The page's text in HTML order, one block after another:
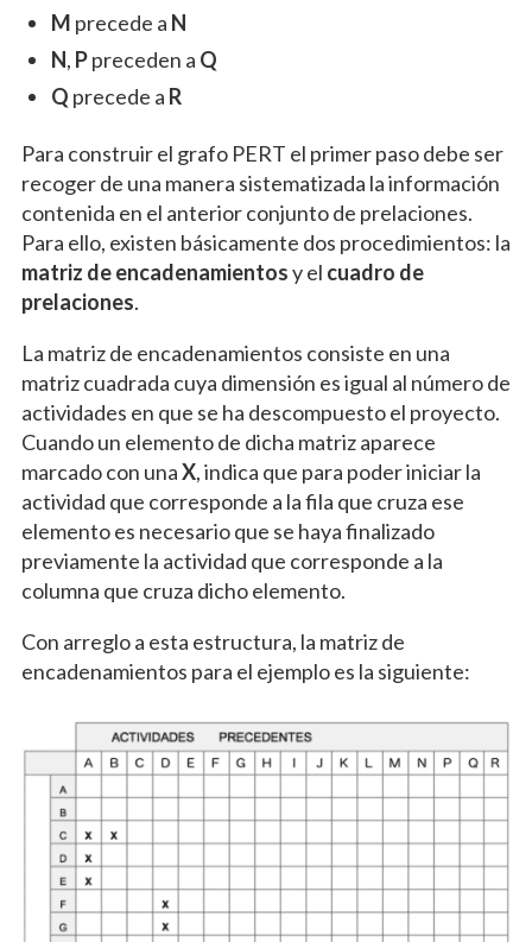
M precede a N
N, Ppreceden a Q
Q precede a R
Para construir el grafo PERT el primer paso debe ser
recoger de una manera sistematizada la información
contenida en el anterior conjunto de prelaciones.
Para ello, existen básicamente dos procedimientos: la
matriz de encadenamientosy el cuadro de
prelaciones.
La matriz de encadenamientos consiste en una
matriz cuadrada cuya dimensión es igual al número de
actividades en que se ha descompuesto el proyecto.
Cuando un elemento de dicha matriz aparece
marcado con unaX, indica que para poder iniciar la
actividad que corresponde a la fila que cruza ese
elemento es necesario que se haya finalizado
previamente la actividad que corresponde a la
columna que cruza dicho elemento.
Con arreglo a esta estructura, la matriz de
encadenamientos para el ejemplo es la siguiente: